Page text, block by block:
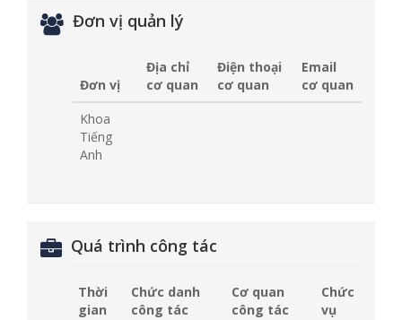
Đơn vị quản lý
Đơn vị
Địa chỉ
cơ quan
Điện thoại
cơ quan
Email
cơ quan
Khoa
Tiếng
Anh
Quá trình công tác
Thời
gian
Chức danh
công tác
Cơ quan
công tác
Chức
vụ